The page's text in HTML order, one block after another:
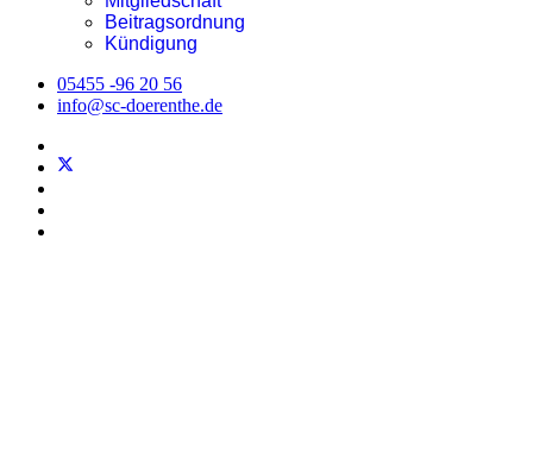
Beitragsordnung
Kündigung
05455 -96 20 56
info@sc-doerenthe.de